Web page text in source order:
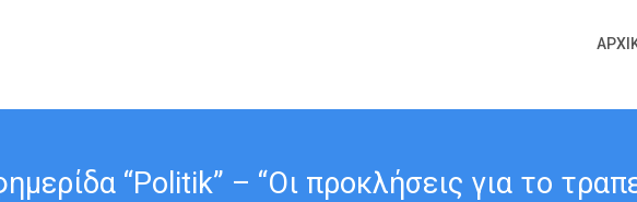
“Politik” – “Οι προκλήσεις για το